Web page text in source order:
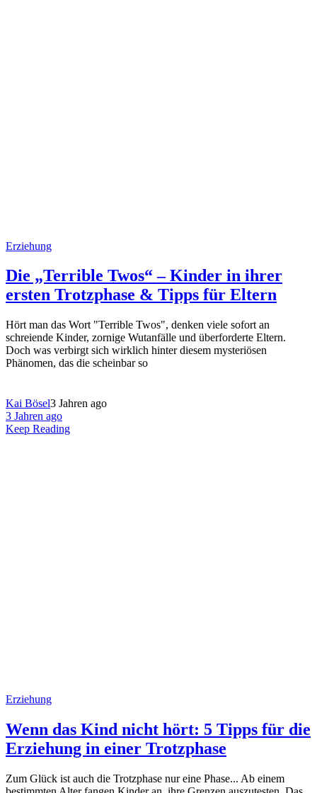
Erziehung
Die „Terrible Twos“ – Kinder in ihrer
ersten Trotzphase & Tipps für Eltern
Hört man das Wort "Terrible Twos", denken viele sofort an
schreiende Kinder, zornige Wutanfälle und überforderte Eltern.
Doch was verbirgt sich wirklich hinter diesem mysteriösen
Phänomen, das die scheinbar so
Kai Bösel3 Jahren ago
3 Jahren ago
Keep Reading
Erziehung
Wenn das Kind nicht hört: 5 Tipps für die
Erziehung in einer Trotzphase
Zum Glück ist auch die Trotzphase nur eine Phase... Ab einem